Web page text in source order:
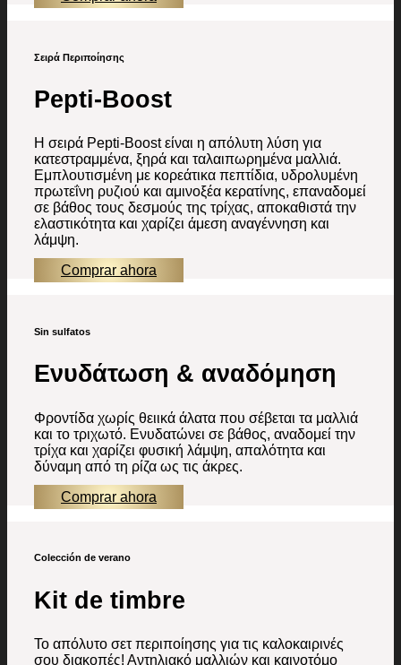
Σειρά Περιποίησης
Pepti-Boost
H σειρά Pepti-Boost είναι η απόλυτη λύση για
κατεστραμμένα, ξηρά και ταλαιπωρημένα μαλλιά.
Εμπλουτισμένη με κορεάτικα πεπτίδια, υδρολυμένη
πρωτεΐνη ρυζιού και αμινοξέα κερατίνης, επαναδομεί
σε βάθος τους δεσμούς της τρίχας, αποκαθιστά την
ελαστικότητα και χαρίζει άμεση αναγέννηση και
λάμψη.
Comprar ahora
Sin sulfatos
Ενυδάτωση & αναδόμηση
Φροντίδα χωρίς θειικά άλατα που σέβεται τα μαλλιά
και το τριχωτό. Ενυδατώνει σε βάθος, αναδομεί την
τρίχα και χαρίζει φυσική λάμψη, απαλότητα και
δύναμη από τη ρίζα ως τις άκρες.
Comprar ahora
Colección de verano
Kit de timbre
Το απόλυτο σετ περιποίησης για τις καλοκαιρινές
σου διακοπές! Αντηλιακό μαλλιών και καινοτόμο